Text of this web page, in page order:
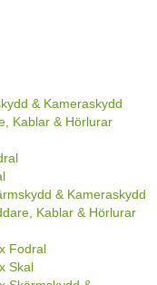
& Kameraskydd
Kablar & Hörlurar
& Kameraskydd
Kablar & Hörlurar
Fodral
Skal